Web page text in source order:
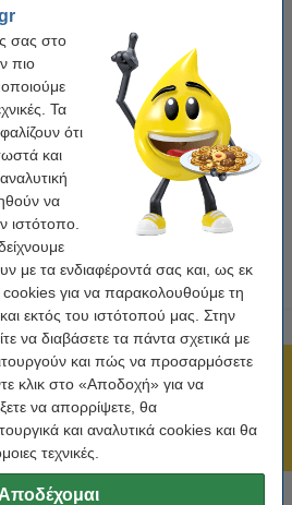
σας στο
πιο
Τα
ότι
και
να
ιστότοπο.
με τα ενδιαφέροντά σας και, ως εκ
για να παρακολουθούμε τη
εκτός του ιστότοπού μας. Στην
να διαβάσετε τα πάντα σχετικά με
και πώς να προσαρμόσετε
κλικ στο «Αποδοχή» για να
να απορρίψετε, θα
και αναλυτικά cookies και θα
τεχνικές.
Αποδέχομαι
581M XXL εξαιρετικά υψηλής
μπορεί να χρησιμοποιηθεί για περίπου 10
σας όσο το δυνατόν περισσότερο,
είναι σημαντικός. Μια κασέτα
των ακροφυσίων στην κεφαλή εκτύπωσης
εκτύπωσης.
καθαρισμού.